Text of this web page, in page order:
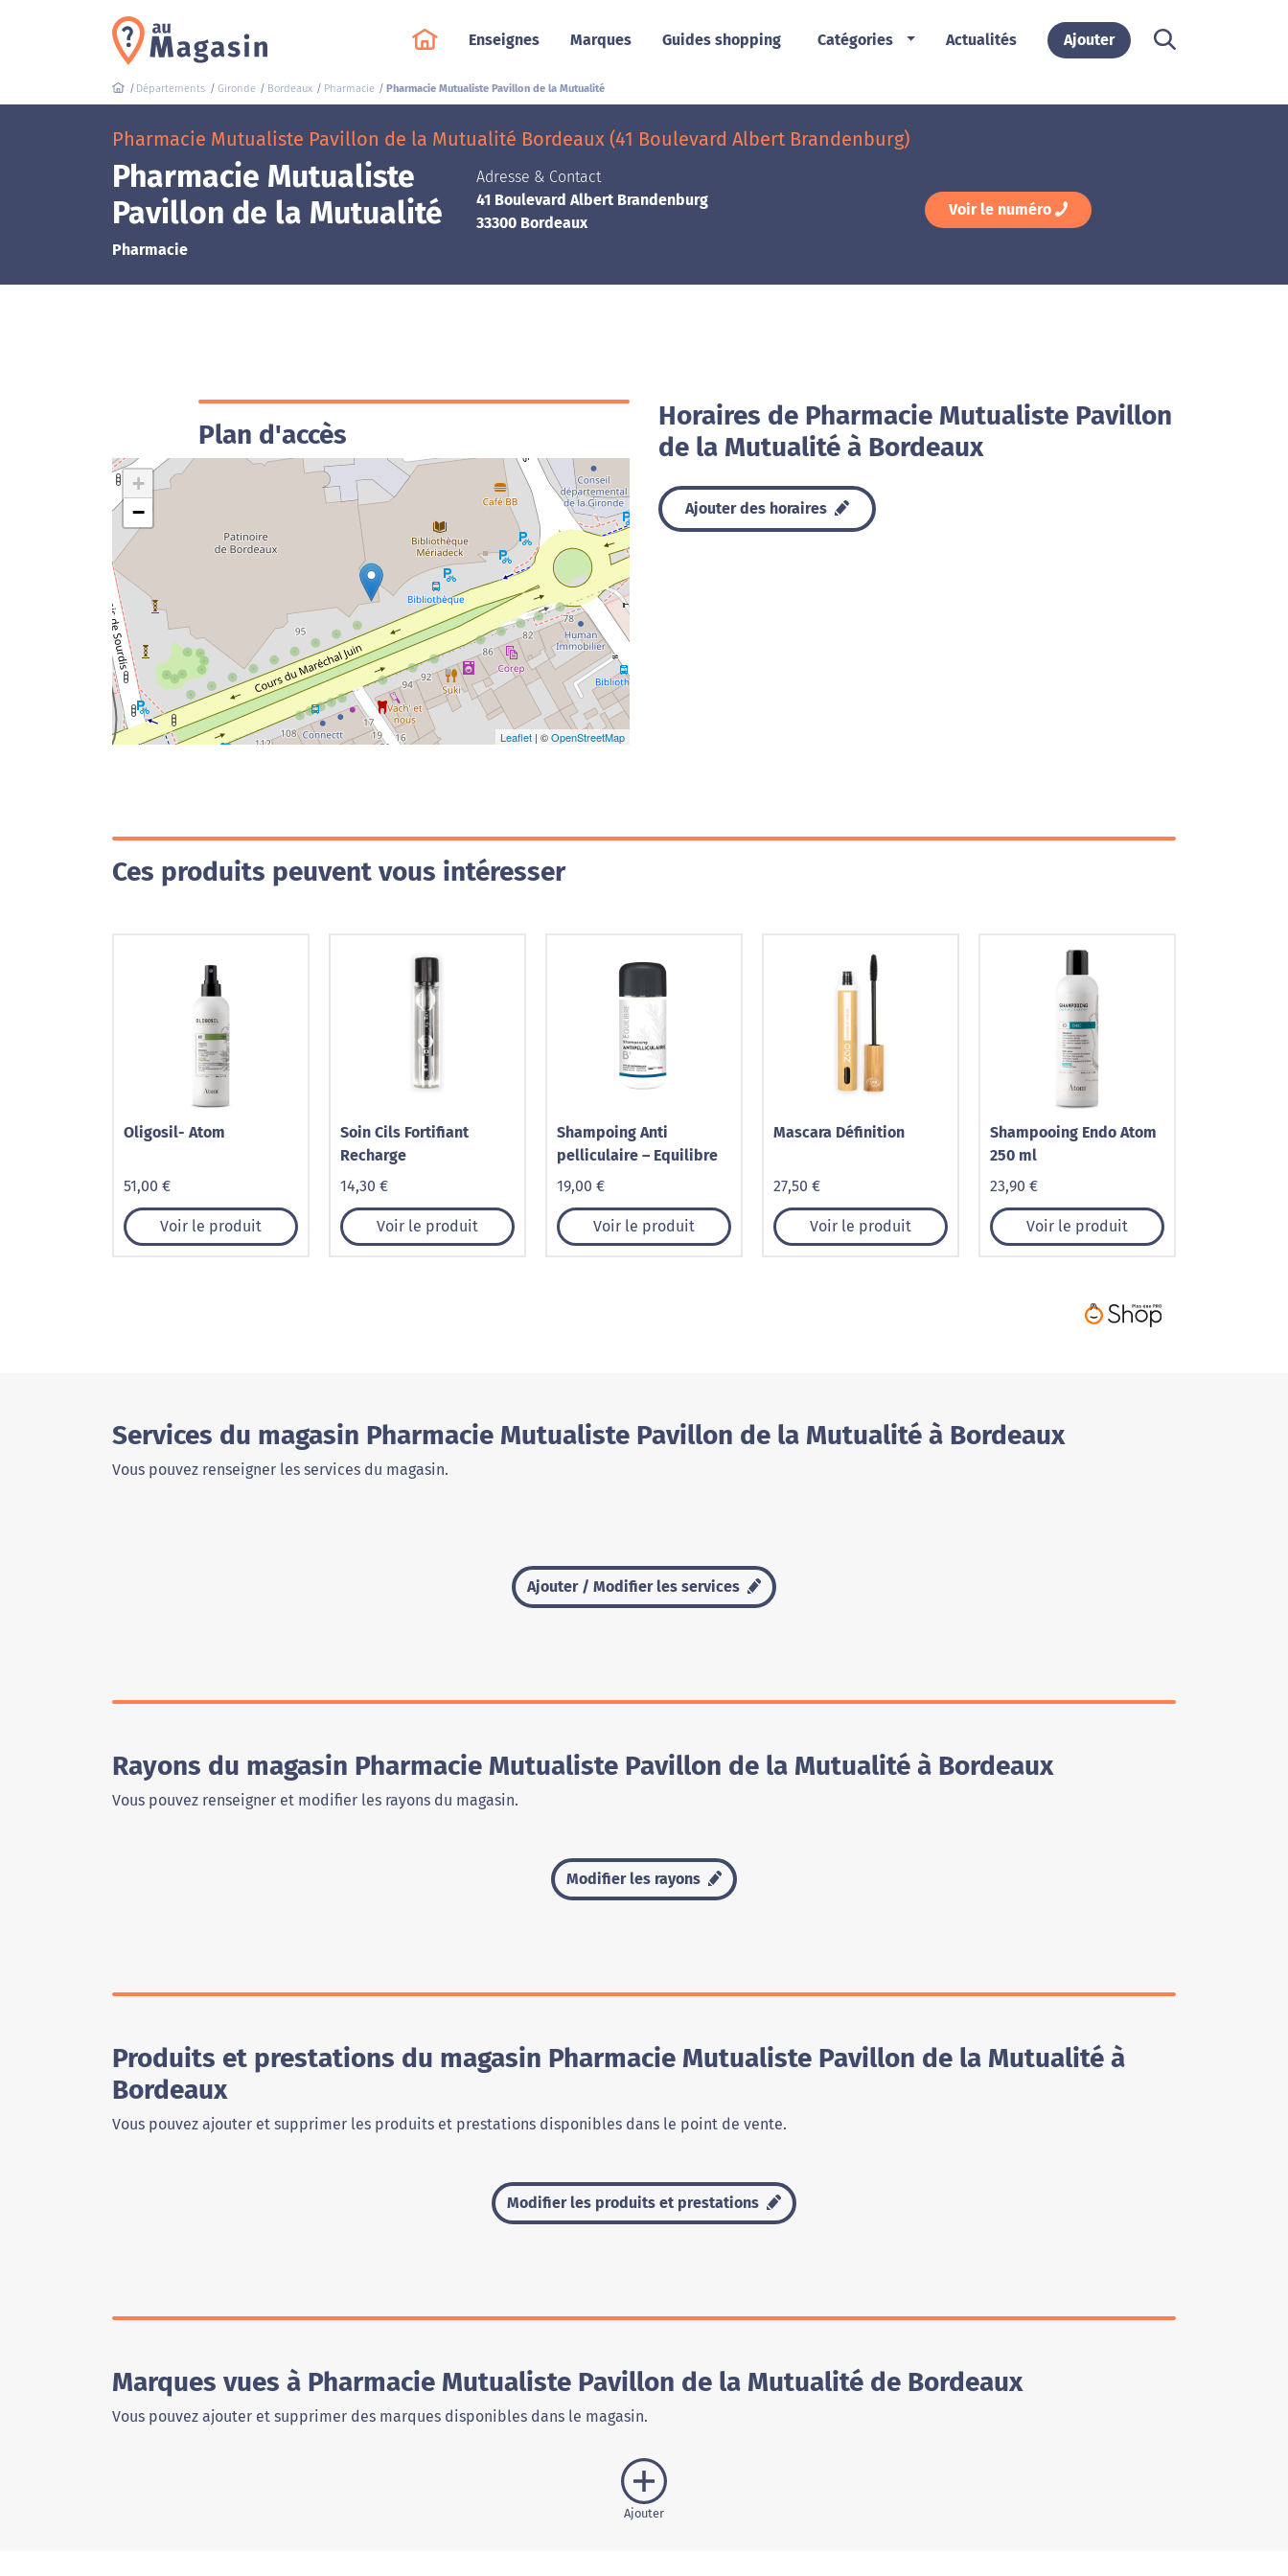
Enseignes Marques Guides shopping Catégories Actualités Ajouter
Départements Gironde Bordeaux Pharmacie Pharmacie Mutualiste Pavillon de la Mutualité
Pharmacie Mutualiste Pavillon de la Mutualité Bordeaux (41 Boulevard Albert Brandenburg)
Pharmacie Mutualiste
Pavillon de la Mutualité
Pharmacie
Adresse & Contact
41 Boulevard Albert Brandenburg
33300 Bordeaux
Voir le numéro
Plan d'accès
+
−
Leaflet | ©OpenStreetMap
Horaires de Pharmacie Mutualiste Pavillon
de la Mutualité à Bordeaux
Ajouter des horaires
Ces produits peuvent vous intéresser
Oligosil- Atom
51,00 €
Voir le produit
Soin Cils Fortifiant
Recharge
14,30 €
Voir le produit
Shampoing Anti
pelliculaire – Equilibre
19,00 €
Voir le produit
Mascara Définition
27,50 €
Voir le produit
Shampooing Endo Atom
250 ml
23,90 €
Voir le produit
Services du magasin Pharmacie Mutualiste Pavillon de la Mutualité à Bordeaux
Vous pouvez renseigner les services du magasin.
Ajouter / Modifier les services
Rayons du magasin Pharmacie Mutualiste Pavillon de la Mutualité à Bordeaux
Vous pouvez renseigner et modifier les rayons du magasin.
Modifier les rayons
Produits et prestations du magasin Pharmacie Mutualiste Pavillon de la Mutualité à
Bordeaux
Vous pouvez ajouter et supprimer les produits et prestations disponibles dans le point de vente.
Modifier les produits et prestations
Marques vues à Pharmacie Mutualiste Pavillon de la Mutualité de Bordeaux
Vous pouvez ajouter et supprimer des marques disponibles dans le magasin.
Ajouter